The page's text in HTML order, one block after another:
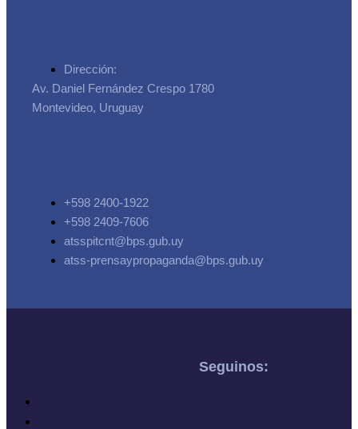
Dirección:
Av. Daniel Fernández Crespo 1780
Montevideo, Uruguay
+598 2400-1922
+598 2409-7606
atsspitcnt@bps.gub.uy
atss-prensaypropaganda@bps.gub.uy
Seguinos: